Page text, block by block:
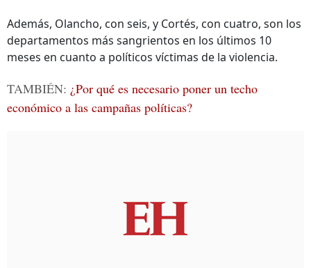
Además, Olancho, con seis, y Cortés, con cuatro, son los
departamentos más sangrientos en los últimos 10
meses en cuanto a políticos víctimas de la violencia.
TAMBIÉN: ¿Por qué es necesario poner un techo
económico a las campañas políticas?